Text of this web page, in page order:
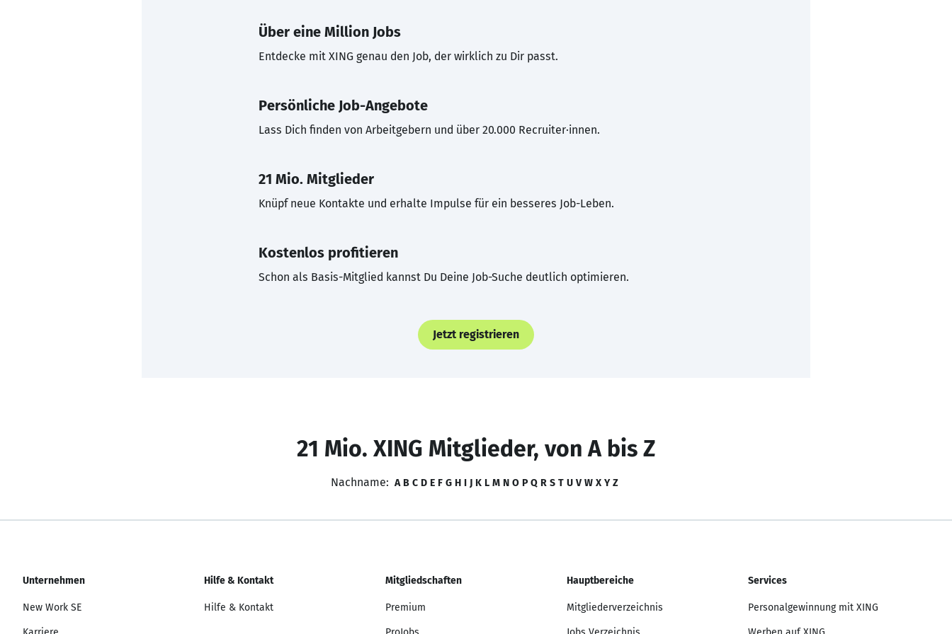
Über eine Million Jobs
Entdecke mit XING genau den Job, der wirklich zu Dir passt.
Persönliche Job-Angebote
Lass Dich finden von Arbeitgebern und über 20.000 Recruiter·innen.
21 Mio. Mitglieder
Knüpf neue Kontakte und erhalte Impulse für ein besseres Job-Leben.
Kostenlos profitieren
Schon als Basis-Mitglied kannst Du Deine Job-Suche deutlich optimieren.
Jetzt registrieren
21 Mio. XING Mitglieder, von A bis Z
Nachname: A B C D E F G H I J K L M N O P Q R S T U V W X Y Z
Unternehmen
New Work SE
Hilfe & Kontakt
Hilfe & Kontakt
Mitgliedschaften
Premium
Hauptbereiche
Mitgliederverzeichnis
Services
Personalgewinnung mit XING